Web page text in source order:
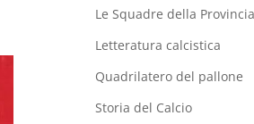
Le Squadre della Provincia
Letteratura calcistica
Quadrilatero del pallone
Storia del Calcio